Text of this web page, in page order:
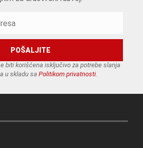
biti korišćena isključivo za potrebe slanja
u skladu sa Politikom privatnosti.